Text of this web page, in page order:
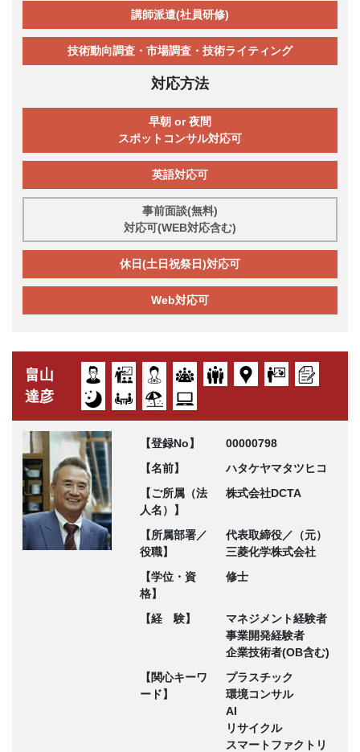
講師派遣(社員研修)
技術動向調査・市場調査・技術ライティング
対応方法
早朝 or 夜間
スポットコンサル対応可
英語対応可
事前面談(無料)
対応可(WEB対応含む)
休日(土日祝祭日)対応可
Web対応可
畠山
達彦
【登録No】
00000798
【名前】
ハタケヤマタツヒコ
【ご所属（法
人名）】
株式会社DCTA
【所属部署／
役職】
代表取締役／（元）
三菱化学株式会社
【学位・資
格】
修士
【経 験】
マネジメント経験者
事業開発経験者
企業技術者(OB含む)
【関心キーワ
ード】
プラスチック
環境コンサル
AI
リサイクル
スマートファクトリ